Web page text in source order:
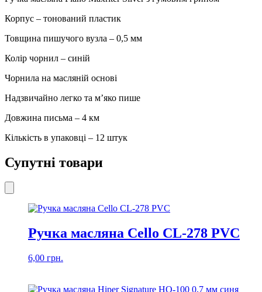
Корпус – тонований пластик
Товщина пишучого вузла – 0,5 мм
Колір чорнил – синій
Чорнила на масляній основі
Надзвичайно легко та м’яко пише
Довжина письма – 4 км
Кількість в упаковці – 12 штук
Супутні товари
Ручка масляна Cello CL-278 PVC
6,00 грн.